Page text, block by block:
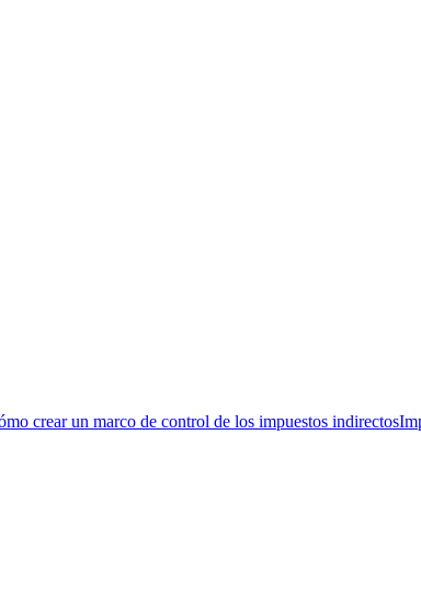
crear un marco de control de los impuestos indirectos